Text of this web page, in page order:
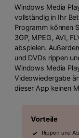
Windows Media
vollständig in Ihr
Programm können
3GP, MPEG, AVI,
abspielen.
und DVDs rippen
Windows Media
Videowiedergabe
dieser App keinen
Vorteile
Rippen und